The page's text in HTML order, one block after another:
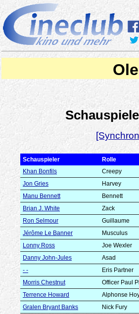
Schauspieler Rolle
Khan Bonfils
Creepy
Jon Gries
Harvey
Manu Bennett
Bennett
Brian J. White
Zack
Ron Selmour
Guillaume
Jérôme Le Banner
Musculus
Lonny Ross
Joe Wexler
Danny John-Jules
Asad
- -
Eris Partner
Morris Chestnut
Officer Paul
Terrence Howard
Alphonse
Gralen Bryant Banks
Nick Fury